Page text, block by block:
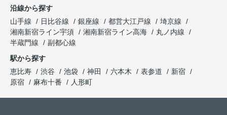
沿線から探す
山手線
日比谷線 銀座線 都営大江戸線
埼京線
湘南新宿ライン宇須
湘南新宿ライン高海
丸ノ内線
半蔵門線
副都心線
駅から探す
恵比寿
渋谷 池袋 神田 六本木 表参道
新宿
原宿
麻布十番 人形町